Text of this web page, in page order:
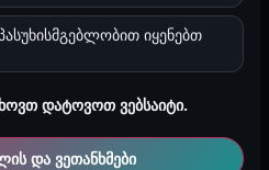
იყენებთ
დატოვოთ ვებსაიტი.
და ვეთანხმები